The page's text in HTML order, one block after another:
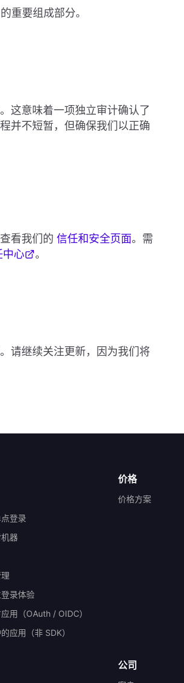
重要组成部分。
这意味着一项独立审计确认了
并不短暂，但确保我们以正确
看我们的 信任和安全页面。需
中心 。
请继续关注更新，因为我们将
登录
器
录体验
用（OAuth / OIDC）
应用（非 SDK）
价格
价格方案
公司